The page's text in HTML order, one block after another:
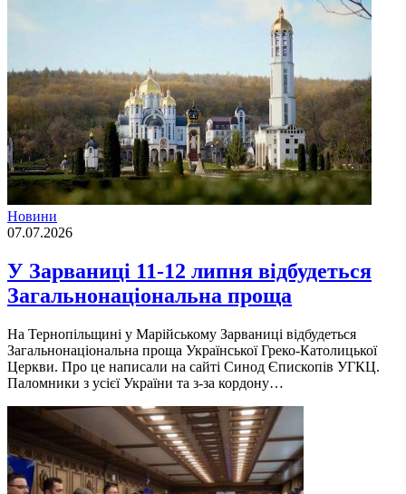
Новини
07.07.2026
У Зарваниці 11-12 липня відбудеться
Загальнонаціональна проща
На Тернопільщині у Марійському Зарваниці відбудеться
Загальнонаціональна проща Української Греко-Католицької
Церкви. Про це написали на сайті Синод Єпископів УГКЦ.
Паломники з усієї України та з-за кордону…